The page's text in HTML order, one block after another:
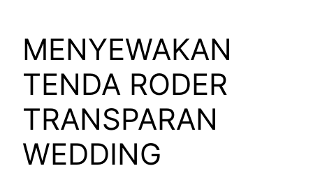
MENYEWAKAN
TENDA RODER
TRANSPARAN
WEDDING